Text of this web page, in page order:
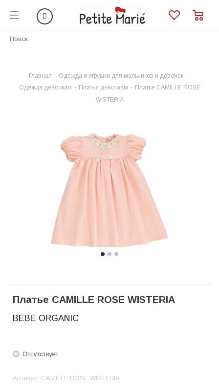
Главная - Одежда и игрушки для мальчиков и девочек -
Одежда девочкам - Платья девочкам - Платье CAMILLE ROSE
WISTERIA
Платье CAMILLE ROSE WISTERIA
BEBE ORGANIC
Артикул: CAMILLE ROSE WISTERIA